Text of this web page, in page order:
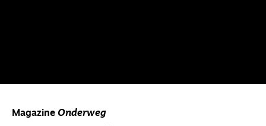
Magazine Onderweg